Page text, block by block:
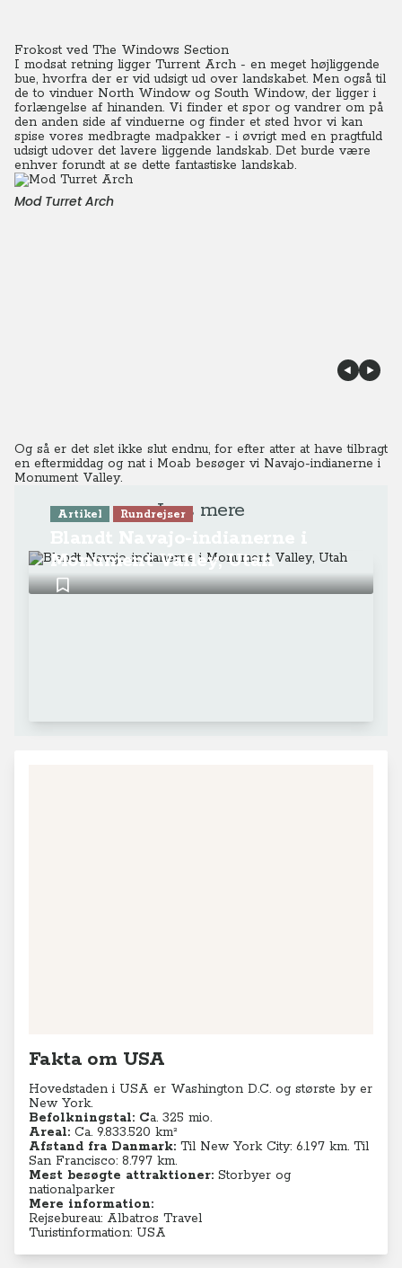
Frokost ved The Windows Section
I modsat retning ligger Turrent Arch - en meget højliggende
bue, hvorfra der er vid udsigt ud over landskabet. Men også til
de to vinduer North Window og South Window, der ligger i
forlængelse af hinanden. Vi finder et spor og vandrer om på
den anden side af vinduerne og finder et sted hvor vi kan
spise vores medbragte madpakker - i øvrigt med en pragtfuld
udsigt udover det lavere liggende landskab. Det burde være
enhver forundt at se dette fantastiske landskab.
Mod Turret Arch
Og så er det slet ikke slut endnu, for efter atter at have tilbragt
en eftermiddag og nat i Moab besøger vi Navajo-indianerne i
Monument Valley.
Læs mere
Artikel Rundrejser
Monument Valley, Utah
Fakta om USA
Hovedstaden i USA er Washington D.C. og største by er
New York.
Befolkningstal: Ca. 325 mio.
Areal: Ca. 9.833.520 km²
Afstand fra Danmark: Til New York City: 6.197 km. Til
San Francisco: 8.797 km.
Mest besøgte attraktioner: Storbyer og
nationalparker
Mere information:
Rejsebureau: Albatros Travel
Turistinformation: USA